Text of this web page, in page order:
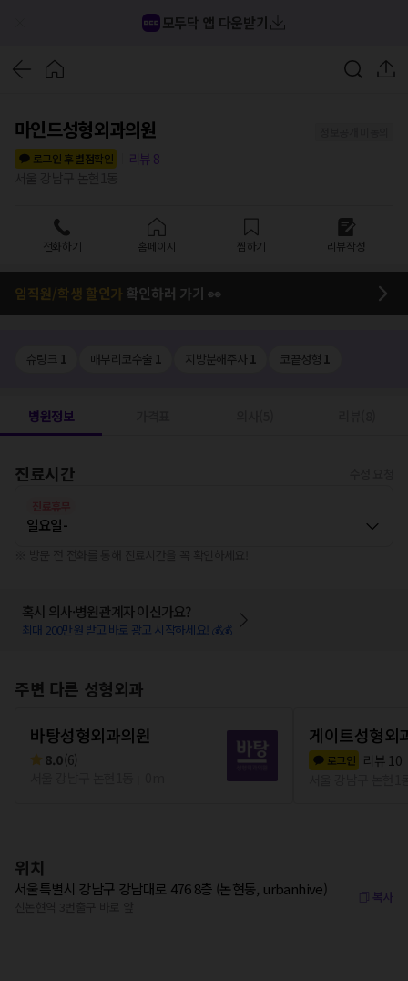
모두닥 앱 다운받기
마인드성형외과의원
로그인 후 별점확인
리뷰 8
전화하기 홈페이지 찜하기 리뷰작성
임직원/학생 할인가 확인하러 가기 👀
슈링크 1 매부리코수술 1 지방분해주사1 코끝성형 1
병원정보
진료시간
일요일-
혹시 의사·병원관계자 이신가요?
최대 200만원 받고 바로 광고 시작하세요! 💰💰
주변 다른 성형외과
바탕성형외과의원
8.0(6)
게이트성형외
로그인 리뷰 10
위치
서울특별시 강남구 강남대로 476 8층 (논현동, urbanhive) 복사